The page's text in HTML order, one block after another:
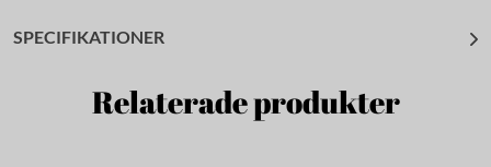
SPECIFIKATIONER
Relaterade produkter